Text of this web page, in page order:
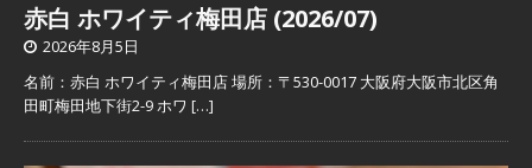
赤白 ホワイティ梅田店 (2026/07)
2026年8月5日
名前：赤白 ホワイティ梅田店 場所：〒530-0017 大阪府大阪市北区角
田町梅田地下街2-9 ホワ […]